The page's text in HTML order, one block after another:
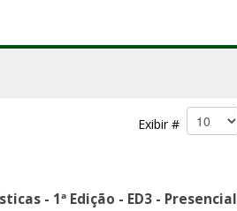
Exibir #
- 1ª Edição - ED3 - Presencial